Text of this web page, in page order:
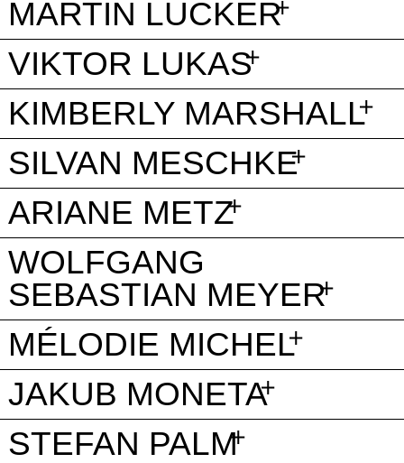
MARTIN LÜCKER
VIKTOR LUKAS
KIMBERLY MARSHALL
SILVAN MESCHKE
ARIANE METZ
WOLFGANG
SEBASTIAN MEYER
MÉLODIE MICHEL
JAKUB MONETA
STEFAN PALM